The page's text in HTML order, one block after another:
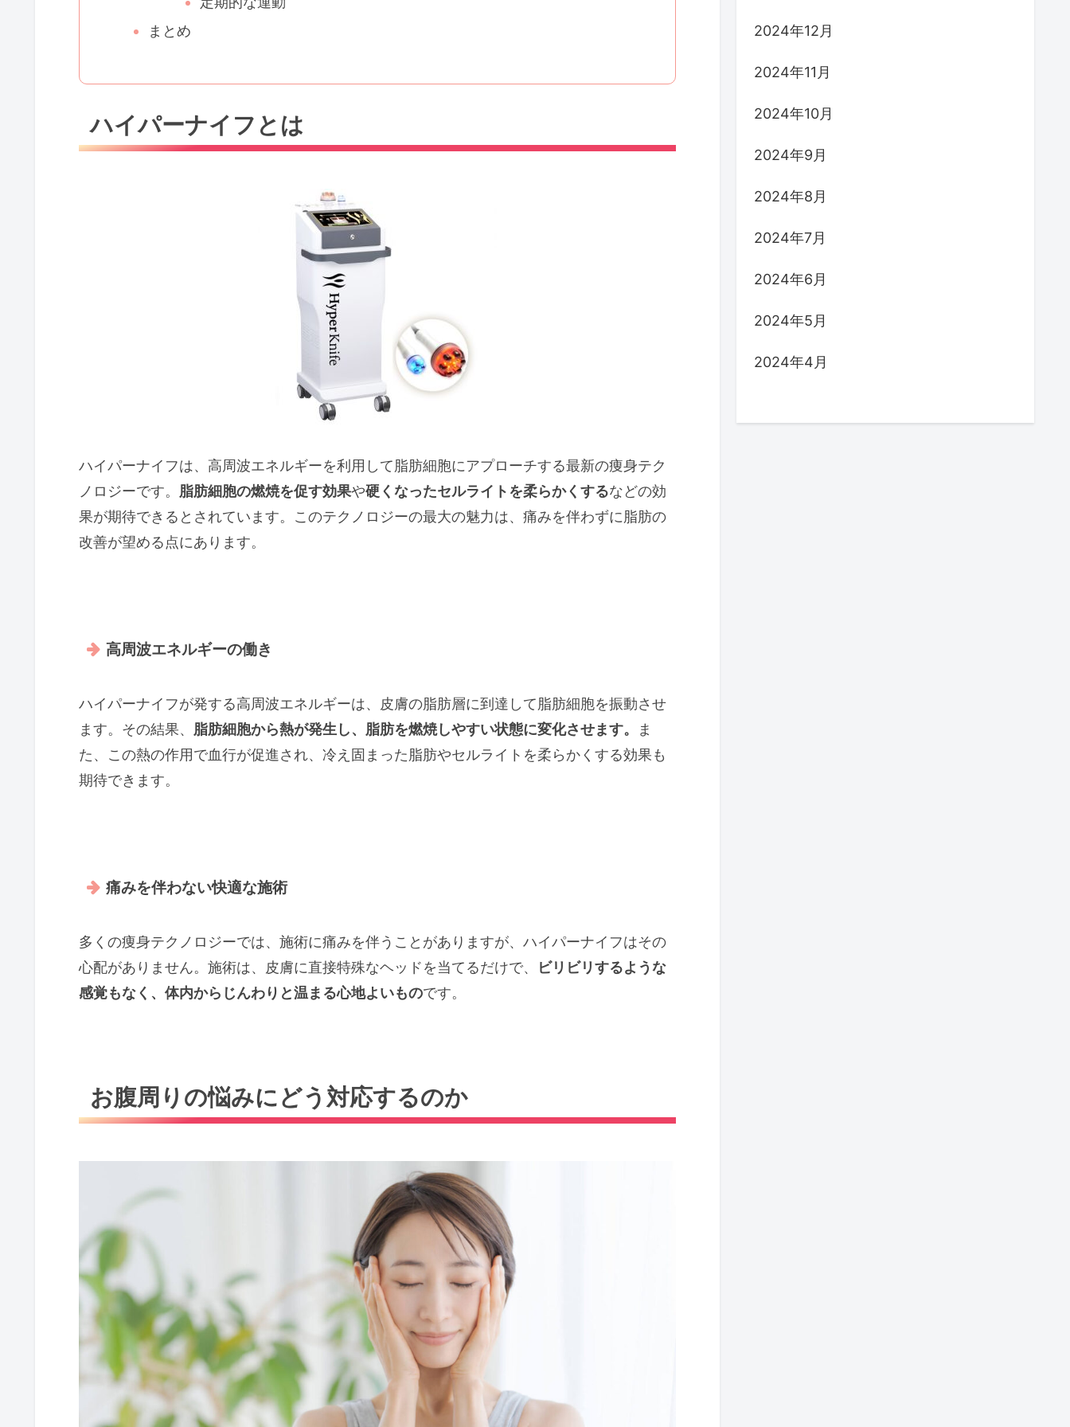
まとめ
ハイパーナイフとは
ハイパーナイフは、高周波エネルギーを利用して脂肪細胞にアプローチする最新の痩身テク
ノロジーです。 脂肪細胞の燃焼を促す効果や硬くなったセルライトを柔らかくするなどの効
果が期待できるとされています。このテクノロジーの最大の魅力は、痛みを伴わずに脂肪の
改善が望める点にあります。
高周波エネルギーの働き
ハイパーナイフが発する高周波エネルギーは、皮膚の脂肪層に到達して脂肪細胞を振動させ
ます。その結果、 脂肪細胞から熱が発生し、脂肪を燃焼しやすい状態に変化させます。
ま
た、この熱の作用で血行が促進され、冷え固まった脂肪やセルライトを柔らかくする効果も
期待できます。
痛みを伴わない快適な施術
多くの痩身テクノロジーでは、施術に痛みを伴うことがありますが、ハイパーナイフはその
心配がありません。施術は、皮膚に直接特殊なヘッドを当てるだけで、
ビリビリするような
感覚もなく、体内からじんわりと温まる心地よいものです。
お腹周りの悩みにどう対応するのか
2024年12月
2024年11月
2024年10月
2024年9月
2024年8月
2024年7月
2024年6月
2024年5月
2024年4月